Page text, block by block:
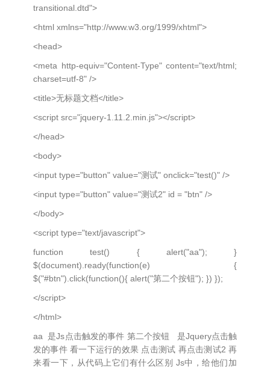
transitional.dtd">
<html xmlns="http://www.w3.org/1999/xhtml">
<head>
<meta http-equiv="Content-Type" content="text/html;
charset=utf-8" />
<title>无标题文档</title>
<script src="jquery-1.11.2.min.js"></script>
</head>
<body>
<input type="button" value="测试" onclick="test()" />
<input type="button" value="测试2" id = "btn" />
</body>
<script type="text/javascript">
function test() { alert("aa"); }
$(document).ready(function(e) {
$("#btn").click(function(){ alert("第二个按钮"); }) });
</script>
</html>
aa 是Js点击触发的事件 第二个按钮 是Jquery点击触
发的事件 看一下运行的效果 点击测试 再点击测试2 再
来看一下，从代码上它们有什么区别 Js中，给他们加